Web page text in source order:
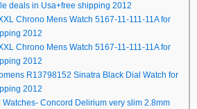
deals in Usa+free shipping 2012
Chrono Mens Watch 5167-11-111-11A for
2012
Chrono Mens Watch 5167-11-111-11A for
2012
R13798152 Sinatra Black Dial Watch for
2012
Concord Delirium very slim 2.8mm